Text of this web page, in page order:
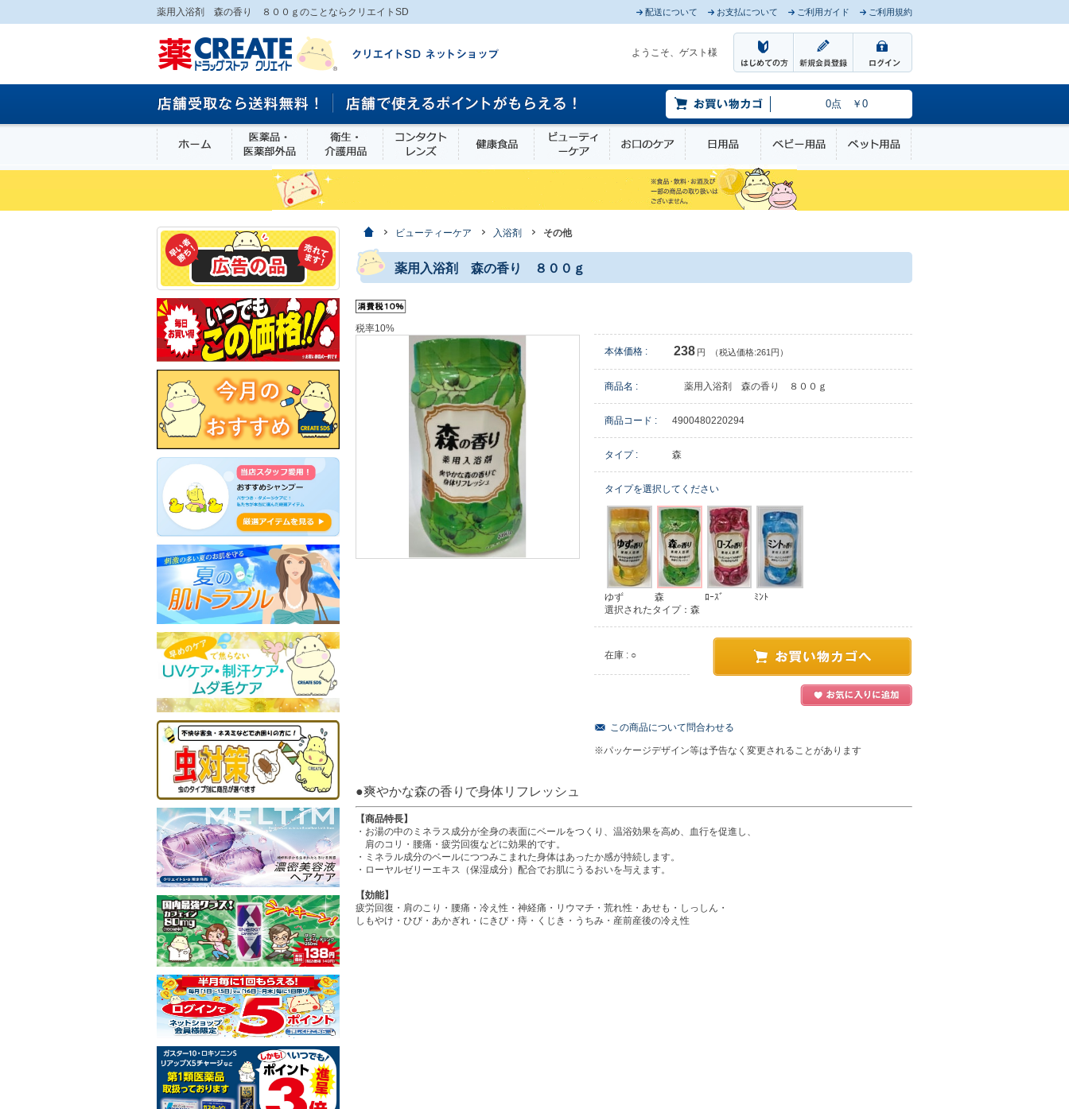
薬用入浴剤 森の香り ８００ｇのことならクリエイトSD 配送について お支払について ご利用ガイド ご利用規約
ようこそ、ゲスト様
0点 ￥0
ホーム 医薬品・医薬部外品衛生・介護用品 コンタクトレンズ健康食品 ビューティーケアお口のケア 日用品 ベビー用品 ペット用品
ホームビューティーケア 入浴剤 その他
薬用入浴剤 森の香り ８００ｇ
税率10%
本体価格 : 238 円 （税込価格:261円）
商品名 : 薬用入浴剤 森の香り ８００ｇ
商品コード : 4900480220294
タイプ : 森
タイプを選択してください
ゆず 森 ﾛｰｽﾞ
ﾐﾝﾄ
選択されたタイプ：森
在庫 : ○
この商品について問合わせる
※パッケージデザイン等は予告なく変更されることがあります
●爽やかな森の香りで身体リフレッシュ
【商品特長】
・お湯の中のミネラス成分が全身の表面にベールをつくり、温浴効果を高め、血行を促進し、
肩のコリ・腰痛・疲労回復などに効果的です。
・ミネラル成分のベールにつつみこまれた身体はあったか感が持続します。
・ローヤルゼリーエキス（保湿成分）配合でお肌にうるおいを与えます。
【効能】
疲労回復・肩のこり・腰痛・冷え性・神経痛・リウマチ・荒れ性・あせも・しっしん・
しもやけ・ひび・あかぎれ・にきび・痔・くじき・うちみ・産前産後の冷え性